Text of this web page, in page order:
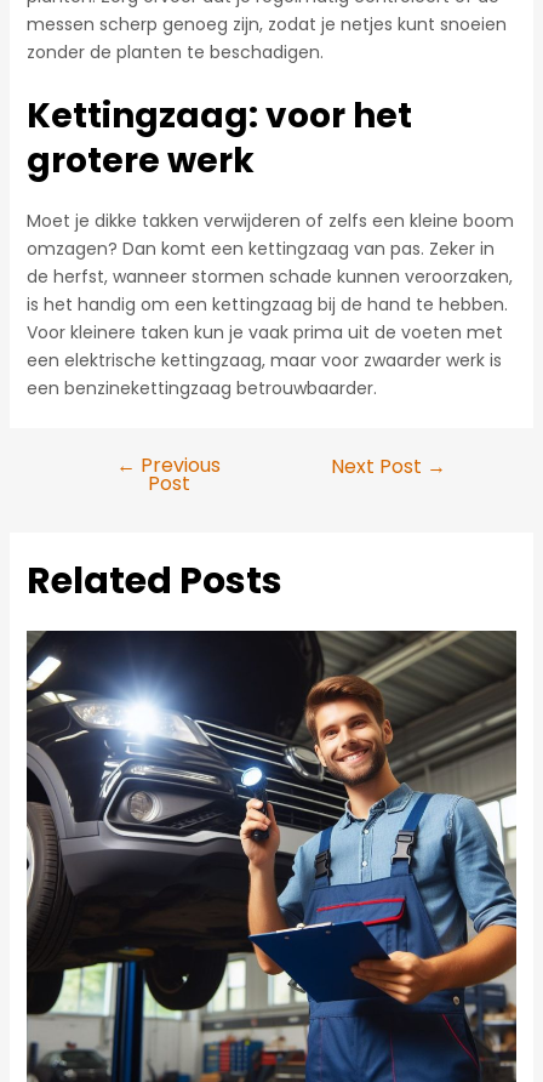
messen scherp genoeg zijn, zodat je netjes kunt snoeien
zonder de planten te beschadigen.
Kettingzaag: voor het
grotere werk
Moet je dikke takken verwijderen of zelfs een kleine boom
omzagen? Dan komt een kettingzaag van pas. Zeker in
de herfst, wanneer stormen schade kunnen veroorzaken,
is het handig om een kettingzaag bij de hand te hebben.
Voor kleinere taken kun je vaak prima uit de voeten met
een elektrische kettingzaag, maar voor zwaarder werk is
een benzinekettingzaag betrouwbaarder.
navigation
← Previous
Post
Next Post →
Related Posts